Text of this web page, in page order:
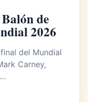
de
2026
del Mundial
Carney,